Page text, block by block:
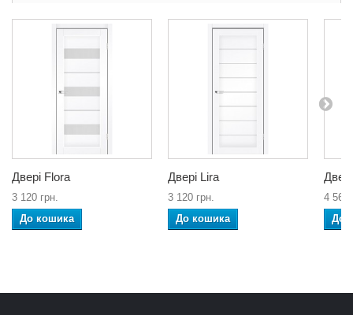
Двері Flora
3 120 грн.
До кошика
Двері Lira
3 120 грн.
До кошика
4 560
До